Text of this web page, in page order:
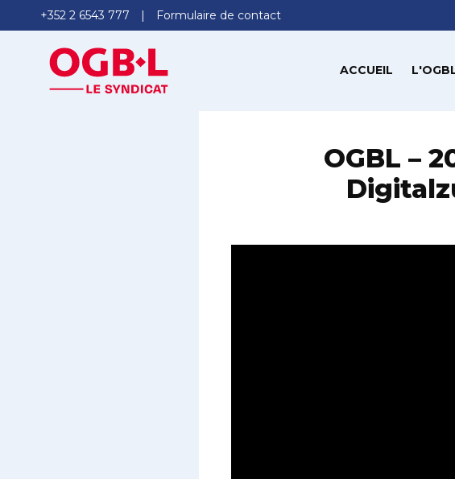
+352 2 6543 777 Formulaire de contact
ACCUEIL
OGBL –